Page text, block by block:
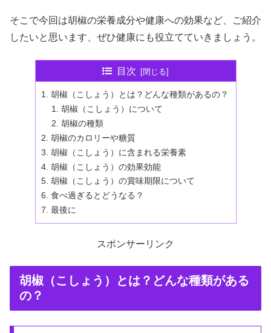
そこで今回は胡椒の栄養成分や健康への効果など、ご紹介
したいと思います、ぜひ健康にも役立てていきましょう。
目次
胡椒（こしょう）とは？どんな種類があるの？
胡椒（こしょう）について
胡椒の種類
胡椒のカロリーや糖質
胡椒（こしょう）に含まれる栄養素
胡椒（こしょう）の効果効能
胡椒（こしょう）の賞味期限について
食べ過ぎるとどうなる？
最後に
スポンサーリンク
胡椒（こしょう）とは？どんな種類がある
の？